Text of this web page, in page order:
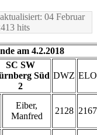
04 Februar
hits
am 4.2.2018
SC SW
Süd
2
DWZ ELO
Eiber,
Manfred
2128 2167